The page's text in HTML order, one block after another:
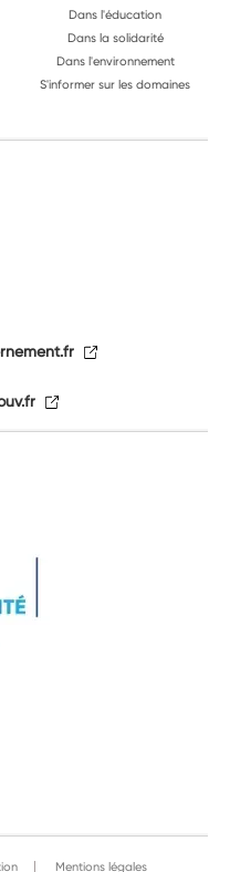
Dans l'éducation
Dans la solidarité
Dans l'environnement
S'informer sur les domaines
Mentions légales